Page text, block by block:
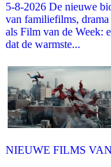
5-8-2026 De nieuwe
van familiefilms,
als Film van de Week:
dat de warmste...
NIEUWE FILMS